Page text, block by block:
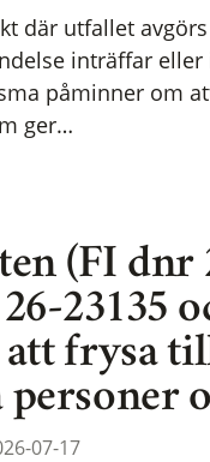
där utfallet
inträffar
påminner om
ger…
(FI dnr
23135
att frysa
personer
07-17